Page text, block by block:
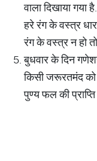
वाला दिखाया
हरे रंग के वस्त्र
रंग के वस्त्र न हो
बुधवार के दिन
किसी जरूरतमंद
पुण्य फल की प्राप्ति